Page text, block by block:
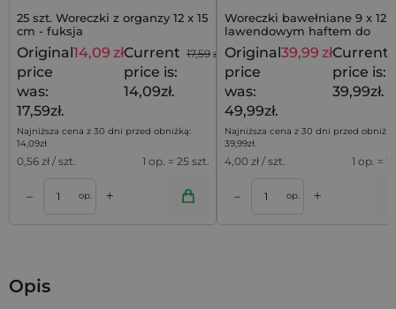
25 szt. Woreczki z organzy 12 x 15
cm - fuksja
17,59 zł
Original
price
was:
17,59zł.
14,09 złCurrent
price is:
14,09zł.
Najniższa cena z 30 dni przed obniżką:
14,09zł.
0,56 zł / szt. 1 op. = 25 szt.
– op. +
Woreczki bawełniane 9 x 12
lawendowym haftem do
eleganckich zestawów - 10
Original
price
was:
49,99zł.
39,99 złCurrent
price is:
39,99zł.
Najniższa cena z 30 dni przed
39,99zł.
4,00 zł / szt. 1 op. =
– op. +
Dodaj do koszyka
Opis